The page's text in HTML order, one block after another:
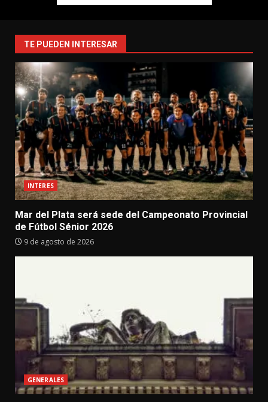
TE PUEDEN INTERESAR
INTERES
Mar del Plata será sede del Campeonato Provincial
de Fútbol Sénior 2026
9 de agosto de 2026
GENERALES